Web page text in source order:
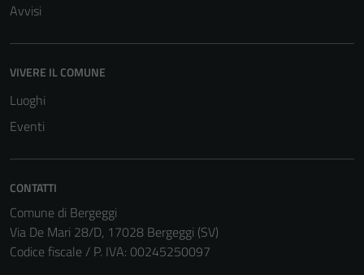
Avvisi
VIVERE IL COMUNE
Luoghi
Eventi
CONTATTI
Comune di Bergeggi
Via De Mari 28/D, 17028 Bergeggi (SV)
Codice fiscale / P. IVA: 00245250097
essere